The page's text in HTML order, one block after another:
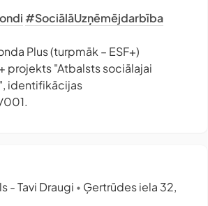
#SociālāUzņēmējdarbība
Plus (turpmāk – ESF+)
projekts "Atbalsts sociālajai
identifikācijas
- Tavi Draugi • Ģertrūdes iela 32,